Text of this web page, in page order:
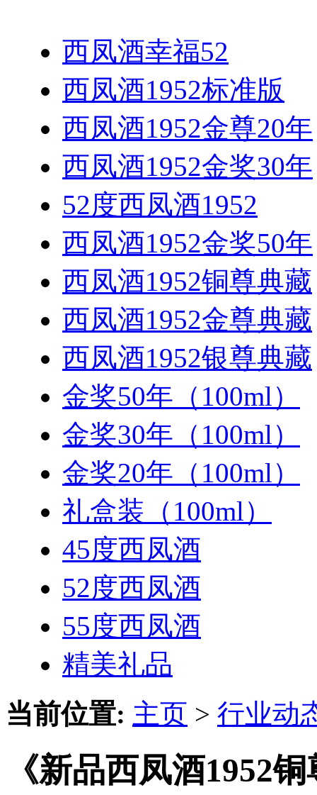
西凤酒幸福52
西凤酒1952标准版
西凤酒1952金尊20年
西凤酒1952金奖30年
52度西凤酒1952
西凤酒1952金奖50年
西凤酒1952铜尊典藏
西凤酒1952金尊典藏
西凤酒1952银尊典藏
金奖50年（100ml）
金奖30年（100ml）
金奖20年（100ml）
礼盒装（100ml）
45度西凤酒
52度西凤酒
55度西凤酒
精美礼品
当前位置: 主页 > 行业动
《新品西凤酒1952